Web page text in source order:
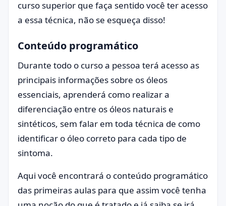
curso superior que faça sentido você ter acesso
a essa técnica, não se esqueça disso!
Conteúdo programático
Durante todo o curso a pessoa terá acesso as
principais informações sobre os óleos
essenciais, aprenderá como realizar a
diferenciação entre os óleos naturais e
sintéticos, sem falar em toda técnica de como
identificar o óleo correto para cada tipo de
sintoma.
Aqui você encontrará o conteúdo programático
das primeiras aulas para que assim você tenha